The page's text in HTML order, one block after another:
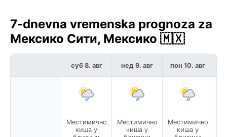
7-dnevna vremenska prognoza za
Мексико Сити, Мексико 🇲🇽
суб 8. авг
Местимично
киша у
нед 9. авг
Местимично
киша у
пон 10. авг
Местимично
киша у